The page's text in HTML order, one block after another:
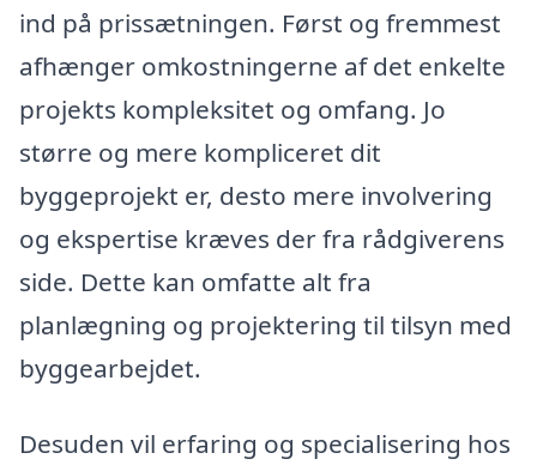
ind på prissætningen. Først og fremmest
afhænger omkostningerne af det enkelte
projekts kompleksitet og omfang. Jo
større og mere kompliceret dit
byggeprojekt er, desto mere involvering
og ekspertise kræves der fra rådgiverens
side. Dette kan omfatte alt fra
planlægning og projektering til tilsyn med
byggearbejdet.
Desuden vil erfaring og specialisering hos